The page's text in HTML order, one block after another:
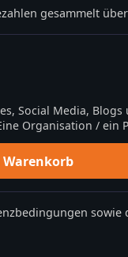
gesammelt
Social Media, Blogs
Organisation / ein
sowie